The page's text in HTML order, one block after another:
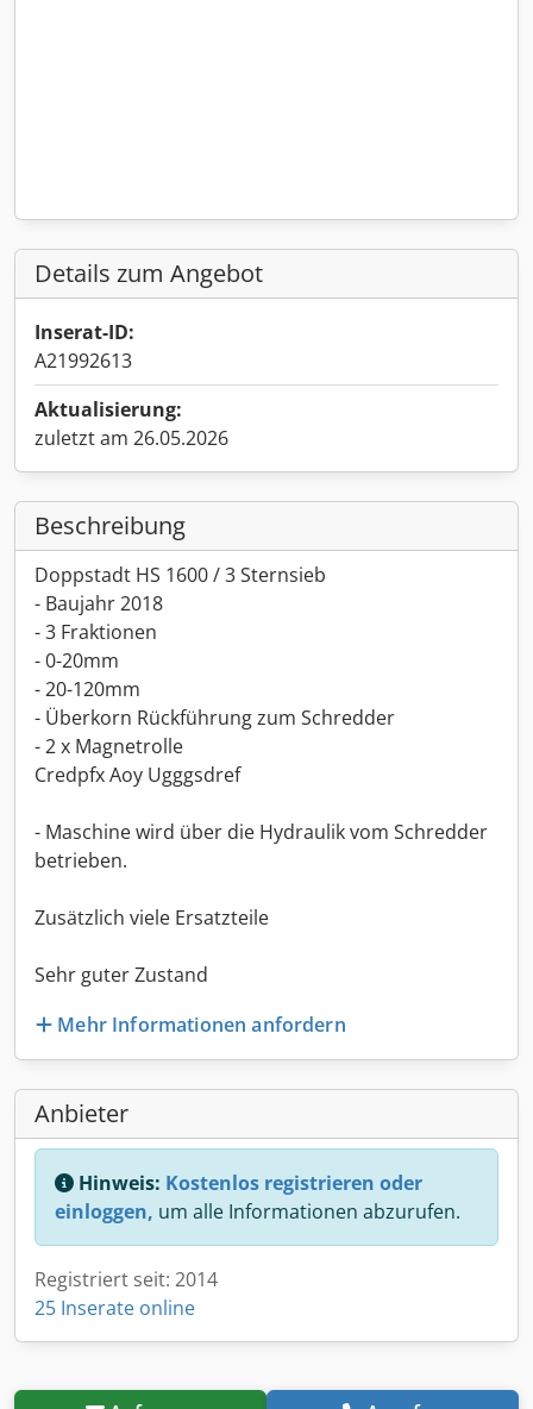
Details zum Angebot
Inserat-ID:
A21992613
Aktualisierung:
zuletzt am 26.05.2026
Beschreibung
Doppstadt HS 1600 / 3 Sternsieb
- Baujahr 2018
- 3 Fraktionen
- 0-20mm
- 20-120mm
- Überkorn Rückführung zum Schredder
- 2 x Magnetrolle
Credpfx Aoy Ugggsdref
- Maschine wird über die Hydraulik vom Schredder
betrieben.
Zusätzlich viele Ersatzteile
Sehr guter Zustand
Mehr Informationen anfordern
Anbieter
Hinweis: Kostenlos registrieren oder
einloggen, um alle Informationen abzurufen.
Registriert seit: 2014
25 Inserate online